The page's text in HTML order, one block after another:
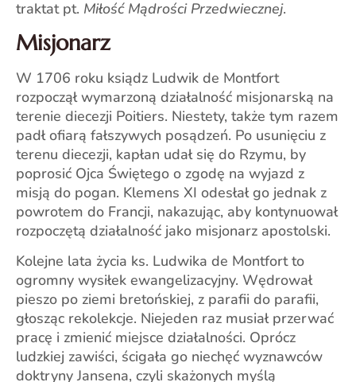
traktat pt. Miłość Mądrości Przedwiecznej.
Misjonarz
W 1706 roku ksiądz Ludwik de Montfort
rozpoczął wymarzoną działalność misjonarską na
terenie diecezji Poitiers. Niestety, także tym razem
padł ofiarą fałszywych posądzeń. Po usunięciu z
terenu diecezji, kapłan udał się do Rzymu, by
poprosić Ojca Świętego o zgodę na wyjazd z
misją do pogan. Klemens XI odesłał go jednak z
powrotem do Francji, nakazując, aby kontynuował
rozpoczętą działalność jako misjonarz apostolski.
Kolejne lata życia ks. Ludwika de Montfort to
ogromny wysiłek ewangelizacyjny. Wędrował
pieszo po ziemi bretońskiej, z parafii do parafii,
głosząc rekolekcje. Niejeden raz musiał przerwać
pracę i zmienić miejsce działalności. Oprócz
ludzkiej zawiści, ścigała go niechęć wyznawców
doktryny Jansena, czyli skażonych myślą